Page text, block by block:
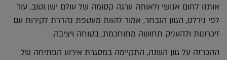
אותנו לחום אנושי ולאותה ערגה קסומה של עולם ישן וטוב. עוד
לפי נירלט, הגוון הנבחר, אמור להוות מעטפת נהדרת לקירות עם
זיכרונות ולהעניק תחושה מתוחכמת, בטוחה ויציבה.
ההכרזה על גוון השנה, התקיימה במסגרת אירוע הפתיחה של